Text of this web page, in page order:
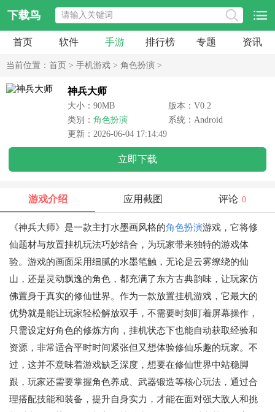
下载鸟
首页 软件 手游 排行榜 专题 资讯
当前位置： 首页 > 手机游戏 > 角色扮演 >
神兵大师
大小：90MB
版本：V0.2
类别： 角色扮演
系统：Android
更新：2026-06-04 17:14:49
立即下载
游戏介绍 应用截图 评论 0
《神兵大师》是一款主打水墨画风格的角色扮演游戏，它将修
仙题材与放置挂机玩法巧妙结合，为玩家带来独特的游戏体
验。游戏的画面采用细腻的水墨笔触，无论是云雾缭绕的仙
山，还是灵动飘逸的角色，都充满了东方古典韵味，让玩家仿
佛置身于真实的修仙世界。作为一款放置挂机游戏，它最大的
优势就是能让玩家轻松解放双手，不需要时刻盯着屏幕操作，
只需设定好角色的修炼方向，挂机状态下也能自动获取经验和
资源，非常适合平时时间紧张但又想体验修仙乐趣的玩家。不
过，这并不意味着游戏缺乏深度，想要在修仙世界中站稳脚
跟，玩家还需要掌握角色养成、武器锻造等核心玩法，通过合
理搭配技能和装备，提升自身实力，才能在面对强大敌人和挑